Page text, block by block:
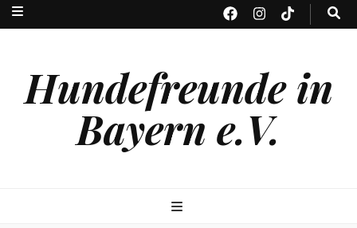
Hundefreunde in
Bayern e.V.